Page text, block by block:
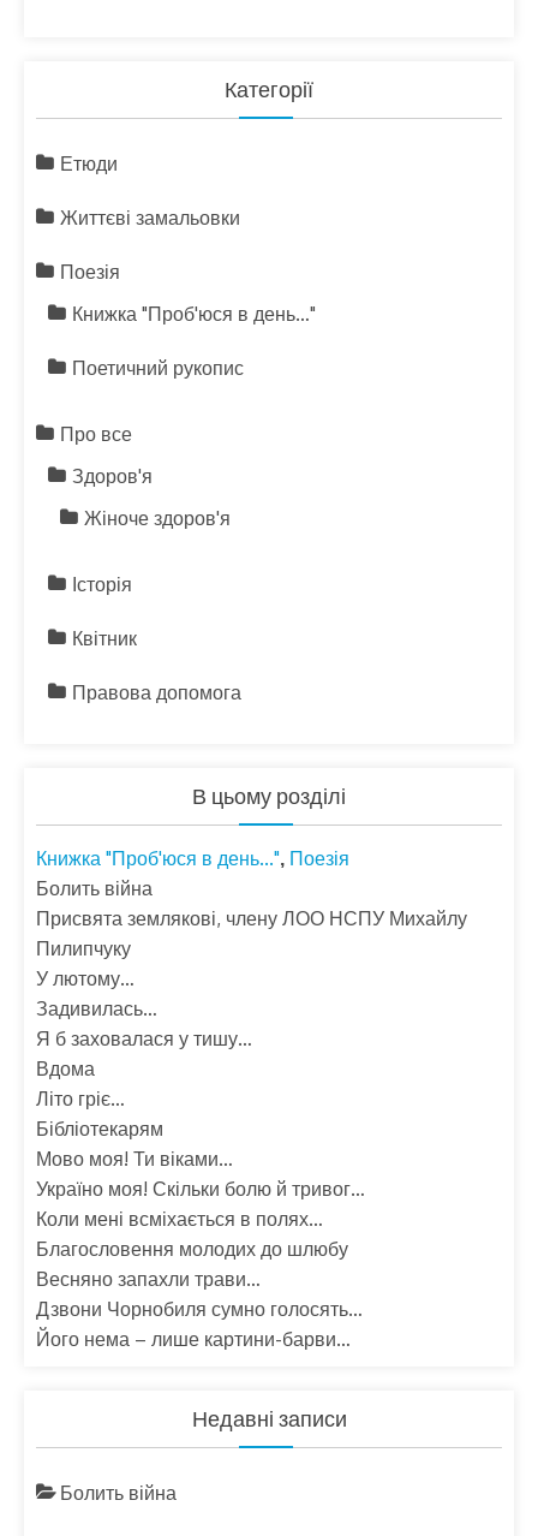
Категорії
Етюди
Життєві замальовки
Поезія
Книжка "Проб'юся в день…"
Поетичний рукопис
Про все
Здоров'я
Жіноче здоров'я
Історія
Квітник
Правова допомога
В цьому розділі
Книжка "Проб'юся в день...", Поезія
Болить війна
Присвята землякові, члену ЛОО НСПУ Михайлу
Пилипчуку
У лютому…
Задивилась…
Я б заховалася у тишу…
Вдома
Літо гріє…
Бібліотекарям
Мово моя! Ти віками…
Україно моя! Скільки болю й тривог…
Коли мені всміхається в полях…
Благословення молодих до шлюбу
Весняно запахли трави…
Дзвони Чорнобиля сумно голосять…
Його нема – лише картини-барви…
Недавні записи
Болить війна